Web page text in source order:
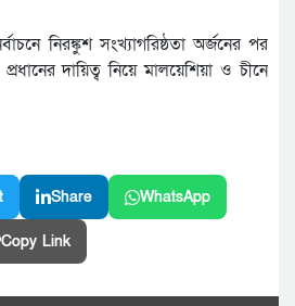
নিরঙ্কুশ সংখ্যাগরিষ্ঠতা অর্জনের পর
দায়িত্ব নিয়ে মালয়েশিয়া ও চীনে
Share WhatsApp
Copy Link